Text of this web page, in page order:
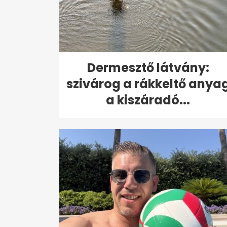
Dermesztő látvány:
szivárog a rákkeltő
a kiszáradó...